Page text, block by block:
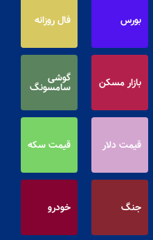
بورس فال روزانه
بازار مسکن گوشی
سامسونگ
قیمت دلار قیمت سکه
جنگ خودرو